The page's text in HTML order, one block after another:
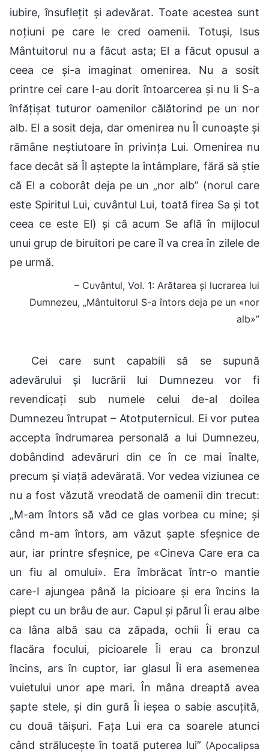
iubire, însuflețit și adevărat. Toate acestea sunt
noțiuni pe care le cred oamenii. Totuși, Isus
Mântuitorul nu a făcut asta; El a făcut opusul a
ceea ce și-a imaginat omenirea. Nu a sosit
printre cei care I-au dorit întoarcerea și nu li S-a
înfățișat tuturor oamenilor călătorind pe un nor
alb. El a sosit deja, dar omenirea nu Îl cunoaște și
rămâne neștiutoare în privința Lui. Omenirea nu
face decât să Îl aștepte la întâmplare, fără să știe
că El a coborât deja pe un „nor alb” (norul care
este Spiritul Lui, cuvântul Lui, toată firea Sa și tot
ceea ce este El) și că acum Se află în mijlocul
unui grup de biruitori pe care îl va crea în zilele de
pe urmă.
– Cuvântul, Vol. 1: Arătarea și lucrarea lui
Dumnezeu, „Mântuitorul S-a întors deja pe un «nor
alb»”
Cei care sunt capabili să se supună
adevărului și lucrării lui Dumnezeu vor fi
revendicați sub numele celui de-al doilea
Dumnezeu întrupat – Atotputernicul. Ei vor putea
accepta îndrumarea personală a lui Dumnezeu,
dobândind adevăruri din ce în ce mai înalte,
precum și viață adevărată. Vor vedea viziunea ce
nu a fost văzută vreodată de oamenii din trecut:
„M-am întors să văd ce glas vorbea cu mine; și
când m-am întors, am văzut șapte sfeșnice de
aur, iar printre sfeșnice, pe «Cineva Care era ca
un fiu al omului». Era îmbrăcat într-o mantie
care-I ajungea până la picioare și era încins la
piept cu un brâu de aur. Capul și părul Îi erau albe
ca lâna albă sau ca zăpada, ochii Îi erau ca
flacăra focului, picioarele Îi erau ca bronzul
încins, ars în cuptor, iar glasul Îi era asemenea
vuietului unor ape mari. În mâna dreaptă avea
șapte stele, și din gură Îi ieșea o sabie ascuțită,
cu două tăișuri. Fața Lui era ca soarele atunci
când strălucește în toată puterea lui” (Apocalipsa